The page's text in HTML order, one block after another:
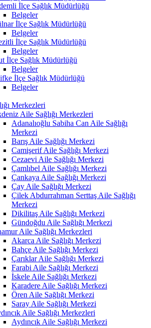
İlçe Sağlık Müdürlüğü
Belgeler
İlçe Sağlık Müdürlüğü
Belgeler
İlçe Sağlık Müdürlüğü
Belgeler
İlçe Sağlık Müdürlüğü
Belgeler
İlçe Sağlık Müdürlüğü
Belgeler
Merkezleri
Aile Sağlığı Merkezleri
Adanalıoğlu Sabiha Can Aile Sağlığı
Merkezi
Barış Aile Sağlığı Merkezi
Camişerif Aile Sağlığı Merkezi
Cezaevi Aile Sağlığı Merkezi
Çamlıbel Aile Sağlığı Merkezi
Çankaya Aile Sağlığı Merkezi
Çay Aile Sağlığı Merkezi
Çilek Abdurrahman Serttaş Aile Sağlığı
Merkezi
Dikilitaş Aile Sağlığı Merkezi
Gündoğdu Aile Sağlığı Merkezi
Aile Sağlığı Merkezleri
Akarca Aile Sağlığı Merkezi
Bahçe Aile Sağlığı Merkezi
Çarıklar Aile Sağlığı Merkezi
Farabi Aile Sağlığı Merkezi
İskele Aile Sağlığı Merkezi
Karadere Aile Sağlığı Merkezi
Ören Aile Sağlığı Merkezi
Saray Aile Sağlığı Merkezi
Aile Sağlığı Merkezleri
Aydıncık Aile Sağlığı Merkezi